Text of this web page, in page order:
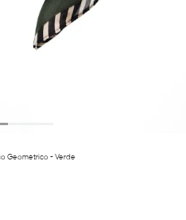
Geométrico - Verde